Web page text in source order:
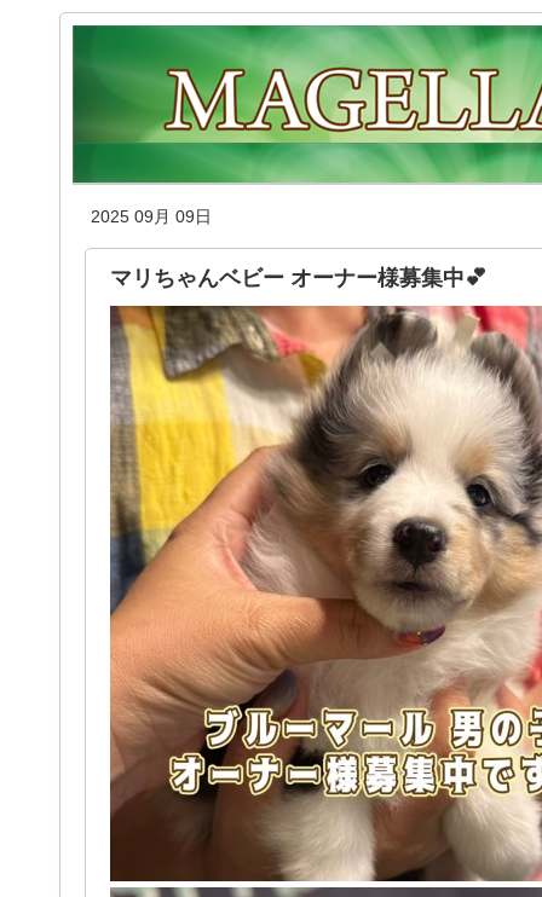
2025 09月 09日
マリちゃんベビー オーナー様募集中💕